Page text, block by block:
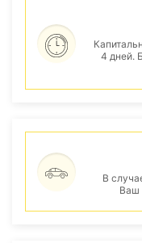
4 дней.
В
Ваш